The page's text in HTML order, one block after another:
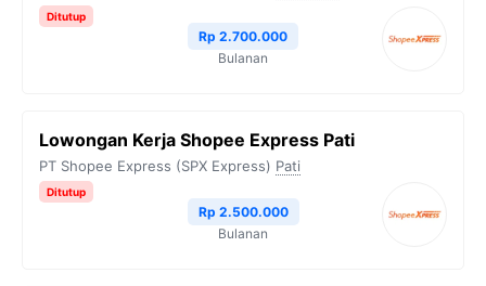
e
n
Ditutup
Rp 2.700.000
Bulanan
Lowongan Kerja Shopee Express Pati
PT Shopee Express (SPX Express) Pati
Ditutup
Rp 2.500.000
Bulanan